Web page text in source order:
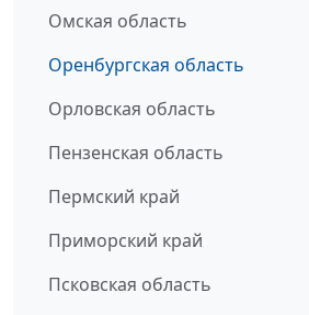
Омская область
Оренбургская область
Орловская область
Пензенская область
Пермский край
Приморский край
Псковская область